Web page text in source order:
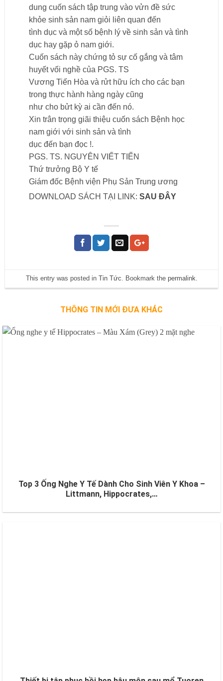
dung cuốn sách tập trung vào vửn đề sức
khỏe sinh sản nam giỏi liên quan đến
tình dục và một số bệnh lý về sinh sản và tình
dục hay gặp ỏ nam giới.
Cuốn sách này chứng tỏ sự cố gắng và tâm
huyết vối nghề của PGS. TS
Vương Tiến Hòa và rửt hữu ích cho các bạn
trong thực hành hàng ngày cũng
như cho bửt kỳ ai cần đến nó.
Xin trân trọng giãi thiệu cuốn sách Bệnh học
nam giới với sinh sản và tình
dục đến bạn đọc !.
PGS. TS. NGUYÊN VIẾT TIẾN
Thứ trưởng Bộ Y tế
Giám đốc Bệnh viện Phụ Sản Trung ương
DOWNLOAD SÁCH TẠI LINK: SAU ĐÂY
This entry was posted in Tin Tức . Bookmark the permalink
THÔNG TIN MỚI ĐƯA KHÁC
Top 3 Ống Nghe Y Tế Dành Cho Sinh Viên Y Khoa –
Littmann, Hippocrates,…